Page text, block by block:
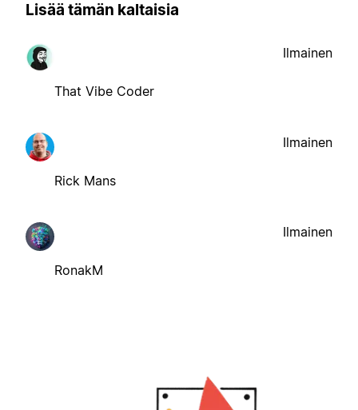
Lisää tämän kaltaisia
That Vibe Coder
Ilmainen
Rick Mans
Ilmainen
RonakM
Ilmainen